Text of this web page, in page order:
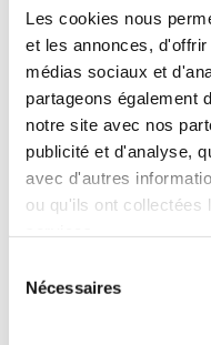
Les cookies nous
et les annonces,
médias sociaux et
partageons également
notre site avec nos
publicité et d'analyse,
avec d'autres
ou qu'ils ont collectées
Nécessaires
de votre
nous vous
de